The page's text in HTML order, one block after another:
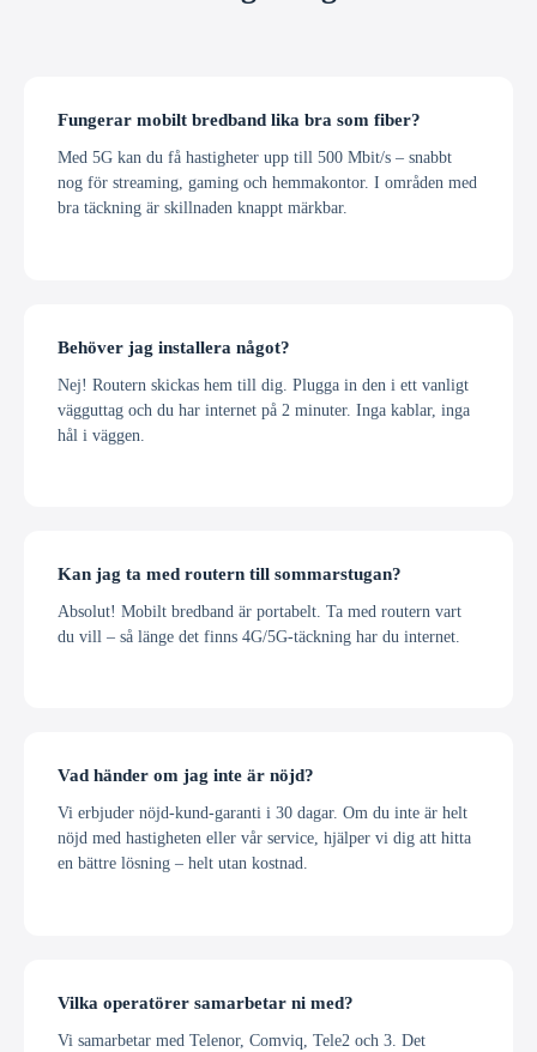
Fungerar mobilt bredband lika bra som fiber?
Med 5G kan du få hastigheter upp till 500 Mbit/s – snabbt
nog för streaming, gaming och hemmakontor. I områden med
bra täckning är skillnaden knappt märkbar.
Behöver jag installera något?
Nej! Routern skickas hem till dig. Plugga in den i ett vanligt
vägguttag och du har internet på 2 minuter. Inga kablar, inga
hål i väggen.
Kan jag ta med routern till sommarstugan?
Absolut! Mobilt bredband är portabelt. Ta med routern vart
du vill – så länge det finns 4G/5G-täckning har du internet.
Vad händer om jag inte är nöjd?
Vi erbjuder nöjd-kund-garanti i 30 dagar. Om du inte är helt
nöjd med hastigheten eller vår service, hjälper vi dig att hitta
en bättre lösning – helt utan kostnad.
Vilka operatörer samarbetar ni med?
Vi samarbetar med Telenor, Comviq, Tele2 och 3. Det